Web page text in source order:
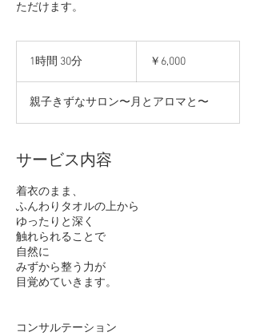
ただけます。
1時間 30分
0
分
￥6,000
親子きずなサロン〜月とアロマと〜
サービス内容
着衣のまま、
ふんわりタオルの上から
ゆったりと深く
触れられることで
自然に
みずから整う力が
目覚めていきます。
コンサルテーション